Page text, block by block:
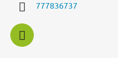
777836737